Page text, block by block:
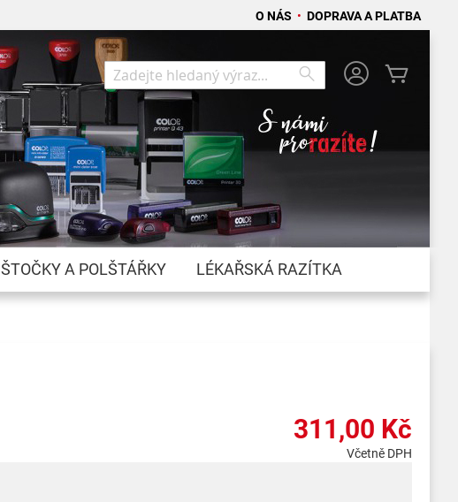
O NÁS • DOPRAVA A PLATBA
Search
Search
ŠTOČKY A POLŠTÁŘKY LÉKAŘSKÁ RAZÍTKA
311,00 Kč
Včetně DPH